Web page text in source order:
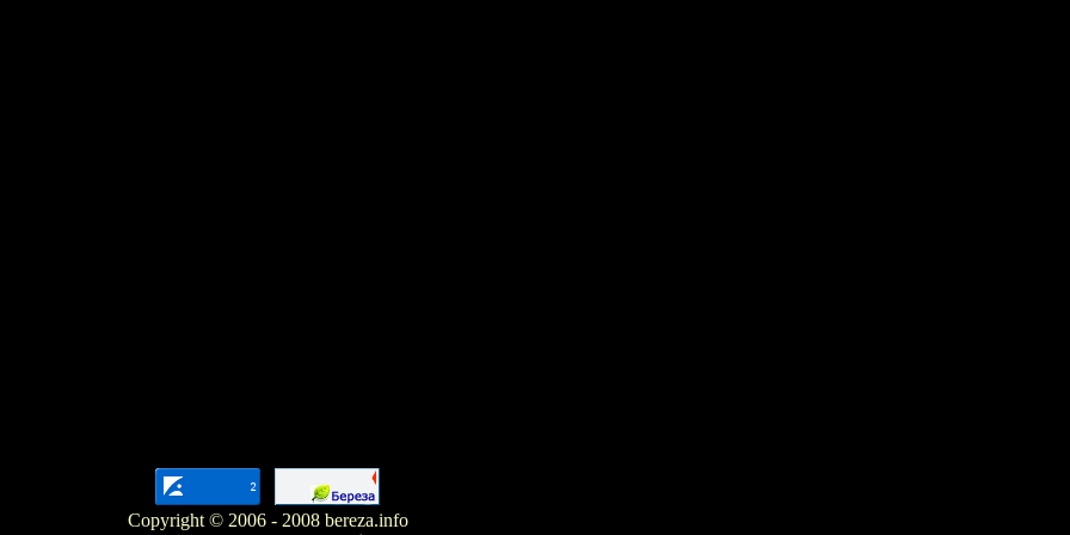
Copyright © 2006 - 2008 bereza.info